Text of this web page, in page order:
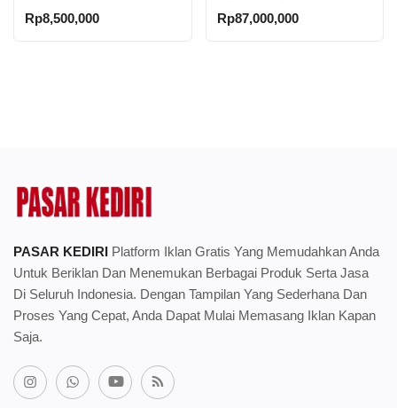
Rp8,500,000
Bogor, Jual Furniture
Rp87,000,000
PASAR KEDIRI Platform Iklan Gratis Yang Memudahkan Anda
Untuk Beriklan Dan Menemukan Berbagai Produk Serta Jasa
Di Seluruh Indonesia. Dengan Tampilan Yang Sederhana Dan
Proses Yang Cepat, Anda Dapat Mulai Memasang Iklan Kapan
Saja.